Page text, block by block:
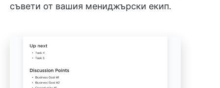
съвети от вашия мениджърски екип.